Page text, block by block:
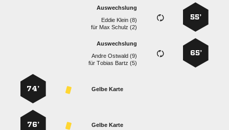
55’
Auswechslung
  
für   
65’
Auswechslung
  
für  
Gelbe Karte
74’
Gelbe Karte
76’